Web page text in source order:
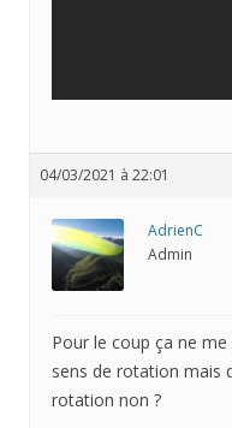
04/03/2021 à 22:01
AdrienC
Admin
Pour le coup ça ne
sens de rotation mais
rotation non ?